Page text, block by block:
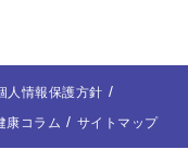
人情報保護方針
康コラム サイトマップ